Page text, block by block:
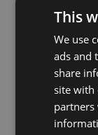
Privé terras
Uitzicht op
Uitzicht op
This
We use
ads and
share
site with